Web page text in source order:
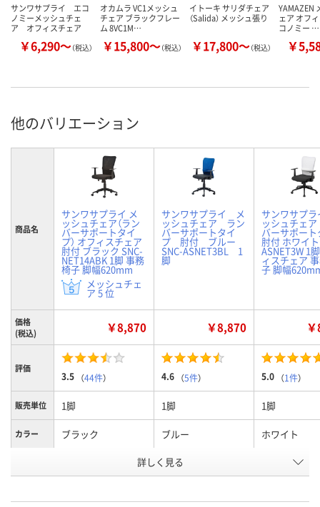
サンワサプライ エコ
ノミーメッシュチェ
ア オフィスチェア
￥6,290～（税込）
オカムラ VC1メッシュ
チェア ブラックフレー
ム 8VC1M…
￥15,800～（税込）
イトーキ サリダチェア
（Salida） メッシュ張り
￥17,800～（税込）
YAMAZEN
ェア オフ
コノミー …
￥
他のバリエーション
商品名
サンワサプライ メ
ッシュチェア（ラン
バーサポートタイ
プ） オフィスチェア
肘付 ブラック SNC-
NET14ABK 1脚 事務
椅子 脚幅620mm
メッシュチェ
ア 5 位
サンワサプライ メ
ッシュチェア ラン
バーサポートタイ
プ 肘付 ブルー
SNC-ASNET3BL 1
脚
サンワサプラ
ッシュチェア
バーサポー
肘付 ホワイ
ASNET3W 1
ィスチェア
子 脚幅
価格
(税込)
￥8,870 ￥8,870
評価
3.5 （44件） 4.6 （5件） 5.0 （1件）
販売単位 1脚 1脚 1脚
カラー ブラック ブルー ホワイト
P116508 P692880
詳しく見る